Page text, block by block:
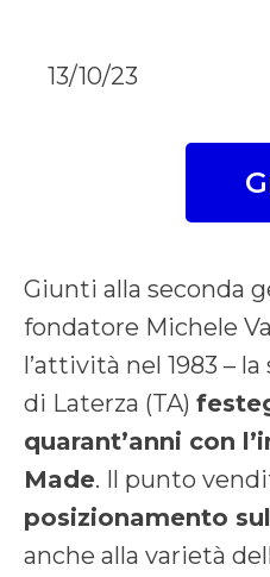
13/10/23
Giunti alla seconda
fondatore Michele
l’attività nel 1983 –
di Laterza (TA)
quarant’anni con
Made. Il punto
posizionamento
anche alla varietà